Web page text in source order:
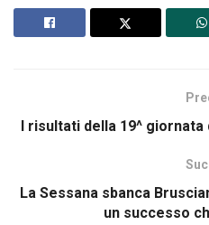
I risultati della 19^
La Sessana sbanca
un successo